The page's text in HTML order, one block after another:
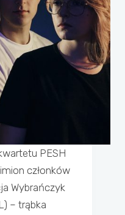
PESH
członków
Wybrańczyk
– trąbka